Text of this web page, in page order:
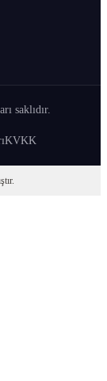
saklıdır.
KVKK